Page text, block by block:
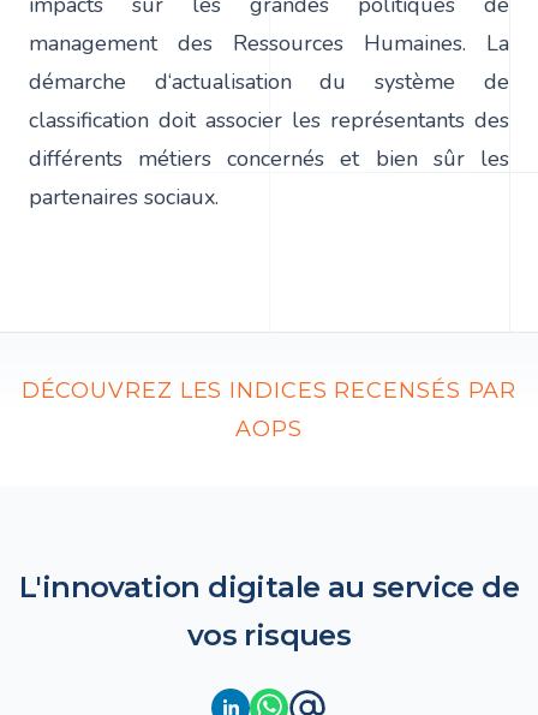
management des Ressources Humaines. La
démarche d‘actualisation du système de
classification doit associer les représentants des
différents métiers concernés et bien sûr les
partenaires sociaux.
DÉCOUVREZ LES INDICES RECENSÉS PAR
AOPS
L'innovation digitale au service de
vos risques